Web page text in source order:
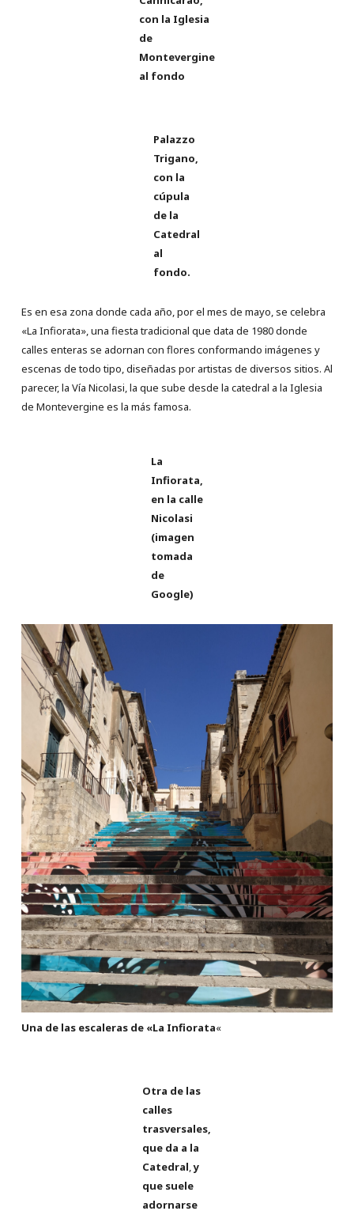
con la Iglesia
de
Montevergine
al fondo
Palazzo
Trigano,
con la
cúpula
de la
Catedral
al
fondo.
Es en esa zona donde cada año, por el mes de mayo, se celebra
«La Infiorata», una fiesta tradicional que data de 1980 donde
calles enteras se adornan con flores conformando imágenes y
escenas de todo tipo, diseñadas por artistas de diversos sitios. Al
parecer, la Vía Nicolasi, la que sube desde la catedral a la Iglesia
de Montevergine es la más famosa.
La
Infiorata,
en la calle
Nicolasi
(imagen
tomada
de
Google)
Una de las escaleras de «La Infiorata«
Otra de las
calles
trasversales,
que da a la
Catedral,y
que suele
adornarse